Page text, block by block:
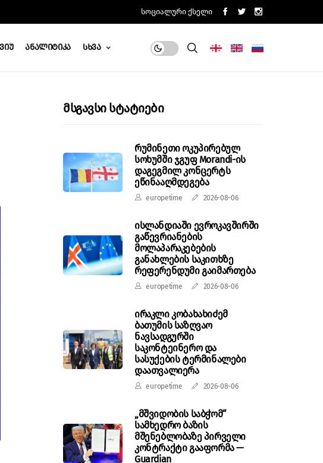
Სოციალური Ქსელი
Ანალიტიკა Სხვა
Მსგავსი Სტატიები
რუმინეთი ოკუპირებულ
სოხუმში ჯგუფ Morandi-ის
დაგეგმილ კონცერტს
ეწინააღმდეგება
europetime 2026-08-06
ისლანდიაში ევროკავშირში
გაწევრიანების
მოლაპარაკებების
განახლების საკითხზე
რეფერენდუმი გაიმართება
europetime 2026-08-06
ირაკლი კობახახიძემ
ბათუმის საზღვაო
ნავსადგურში
საკონტეინერო და
სასუქების ტერმინალები
დაათვალიერა
europetime 2026-08-06
„მშვიდობის საბჭომ“
სამხედრო ბაზის
მშენებლობაზე პირველი
კონტრაქტი გააფორმა —
Guardian